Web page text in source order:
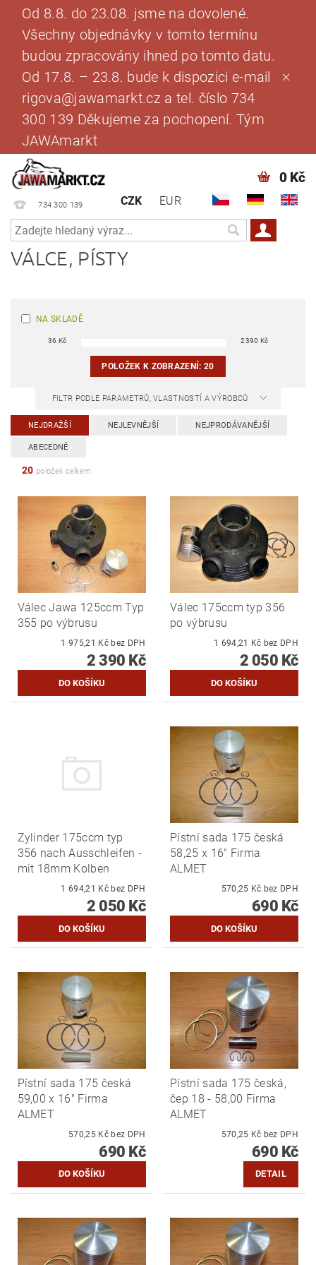
Od 8.8. do 23.08. jsme na dovolené.
Všechny objednávky v tomto termínu
budou zpracovány ihned po tomto datu.
Od 17.8. – 23.8. bude k dispozici e-mail
rigova@jawamarkt.cz a tel. číslo 734
300 139 Děkujeme za pochopení. Tým
JAWAmarkt
734 300 139 CZK EUR
0 Kč
VÁLCE, PÍSTY
NA SKLADĚ
36 Kč 2390 Kč
POLOŽEK K ZOBRAZENÍ:20
FILTR PODLE PARAMETRŮ, VLASTNOSTÍ A VÝROBCŮ
NEJDRAŽŠÍ NEJLEVNĚJŠÍ NEJPRODÁVANĚJŠÍ
ABECEDNĚ
20 položek celkem
Válec Jawa 125ccm Typ
355 po výbrusu
1 975,21 Kč bez DPH
2 390 Kč
Válec 175ccm typ 356
po výbrusu
1 694,21 Kč bez DPH
2 050 Kč
Zylinder 175ccm typ
356 nach Ausschleifen -
mit 18mm Kolben
1 694,21 Kč bez DPH
2 050 Kč
Pístní sada 175 česká
58,25 x 16" Firma
ALMET
570,25 Kč bez DPH
690 Kč
Pístní sada 175 česká
59,00 x 16" Firma
ALMET
570,25 Kč bez DPH
690 Kč
Pístní sada 175 česká,
čep 18 - 58,00 Firma
ALMET
570,25 Kč bez DPH
690 Kč
DETAIL